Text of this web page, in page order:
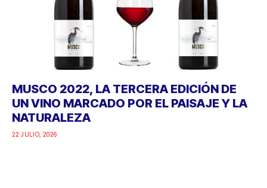
MUSCO 2022, LA TERCERA EDICIÓN DE
UN VINO MARCADO POR EL PAISAJE Y LA
NATURALEZA
22 JULIO, 2026